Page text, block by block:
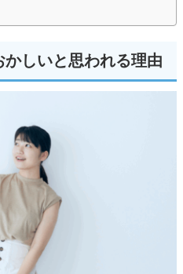
しいと思われる理由